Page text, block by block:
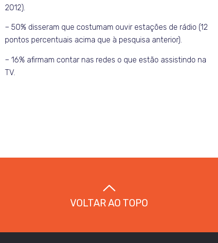
2012).
– 50% disseram que costumam ouvir estações de rádio (12
pontos percentuais acima que à pesquisa anterior).
– 16% afirmam contar nas redes o que estão assistindo na
TV.
VOLTAR AO TOPO